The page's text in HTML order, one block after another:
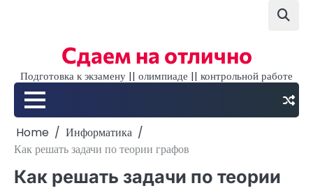
Сдаем на отлично
Подготовка к экзамену || олимпиаде || контрольной работе
Home
Информатика
Как решать задачи по теории графов
Как решать задачи по теории